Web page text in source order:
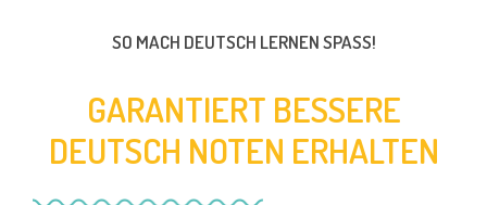
SO MACH DEUTSCH LERNEN SPASS!
GARANTIERT BESSERE
DEUTSCH NOTEN ERHALTEN